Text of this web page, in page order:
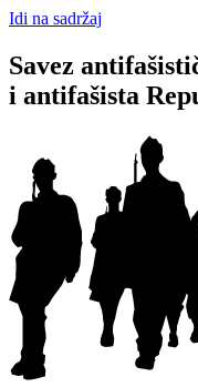
Idi na sadržaj
Savez
i antifašista